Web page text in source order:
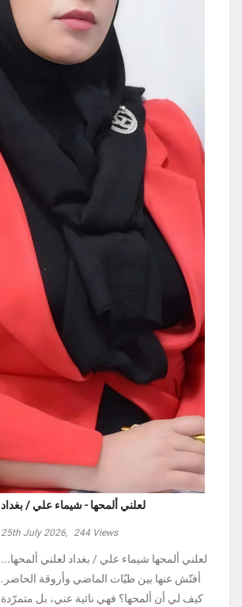
لعلني ألمحها - شيماء علي / بغداد
25th July 2026, 244Views
لعلني ألمحها شيماء علي / بغداد لعلني ألمحها...
أفتّش عنها بين طيّات الماضي وأروقة الحاضر.
كيف لي أن ألمحها؟ فهي نائية عني، بل متمرّدة